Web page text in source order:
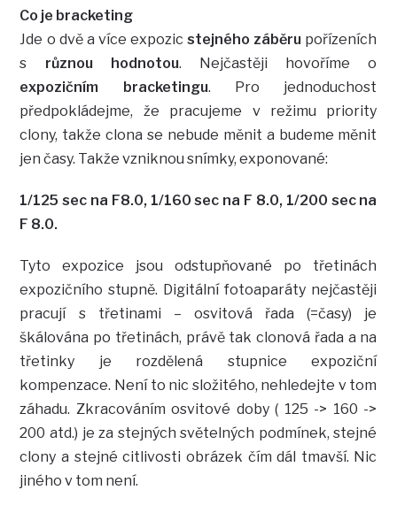
Co je bracketing
Jde o dvě a více expozicstejného záběru pořízeních
s různou hodnotou. Nejčastěji hovoříme o
expozičním bracketingu. Pro jednoduchost
předpokládejme, že pracujeme v režimu priority
clony, takže clona se nebude měnit a budeme měnit
jen časy. Takže vzniknou snímky, exponované:
1/125 sec na F8.0, 1/160 sec na F 8.0, 1/200 sec na
F 8.0.
Tyto expozice jsou odstupňované po třetinách
expozičního stupně. Digitální fotoaparáty nejčastěji
pracují s třetinami – osvitová řada (=časy) je
škálována po třetinách, právě tak clonová řada a na
třetinky je rozdělená stupnice expoziční
kompenzace. Není to nic složitého, nehledejte v tom
záhadu. Zkracováním osvitové doby ( 125 -> 160 ->
200 atd.) je za stejných světelných podmínek, stejné
clony a stejné citlivosti obrázek čím dál tmavší. Nic
jiného v tom není.